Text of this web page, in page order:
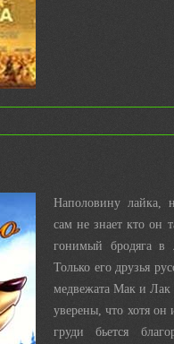
Наполовину лайка,
сам не знает кто он
гонимый бродяга в
Только его друзья
медвежата Мак и Лак
уверены, что хотя он
груди бьется